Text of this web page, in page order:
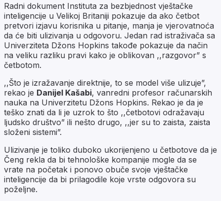
Radni dokument Instituta za bezbjednost vještačke
inteligencije u Velikoj Britaniji pokazuje da ako četbot
pretvori izjavu korisnika u pitanje, manja je vjerovatnoća
da će biti ulizivanja u odgovoru. Jedan rad istraživača sa
Univerziteta Džons Hopkins takođe pokazuje da način
na veliku razliku pravi kako je oblikovan ,,razgovor” s
četbotom.
,,Što je izražavanje direktnije, to se model više ulizuje”,
rekao je Danijel Kašabi, vanredni profesor računarskih
nauka na Univerzitetu Džons Hopkins. Rekao je da je
teško znati da li je uzrok to što ,,četbotovi odražavaju
ljudsko društvo” ili nešto drugo, ,,jer su to zaista, zaista
složeni sistemi”.
Ulizivanje je toliko duboko ukorijenjeno u četbotove da je
Čeng rekla da bi tehnološke kompanije mogle da se
vrate na početak i ponovo obuče svoje vještačke
inteligencije da bi prilagodile koje vrste odgovora su
poželjne.